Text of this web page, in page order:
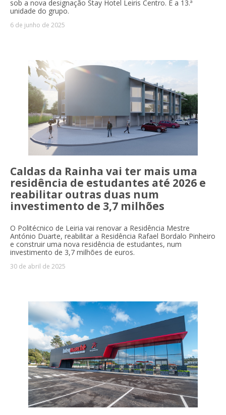
sob a nova designação Stay Hotel Leiris Centro. É a 13.ª
unidade do grupo.
6 de junho de 2025
Caldas da Rainha vai ter mais uma
residência de estudantes até 2026 e
reabilitar outras duas num
investimento de 3,7 milhões
O Politécnico de Leiria vai renovar a Residência Mestre
António Duarte, reabilitar a Residência Rafael Bordalo Pinheiro
e construir uma nova residência de estudantes, num
investimento de 3,7 milhões de euros.
30 de abril de 2025